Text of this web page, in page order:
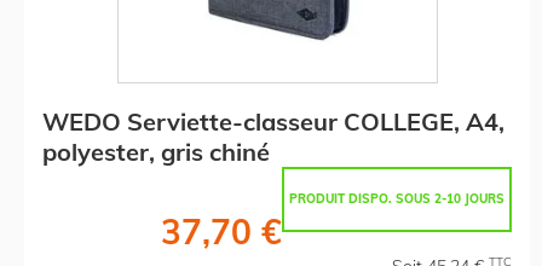
WEDO Serviette-classeur COLLEGE, A4,
polyester, gris chiné
PRODUIT DISPO. SOUS 2-10 JOURS
37,70 €
TTC